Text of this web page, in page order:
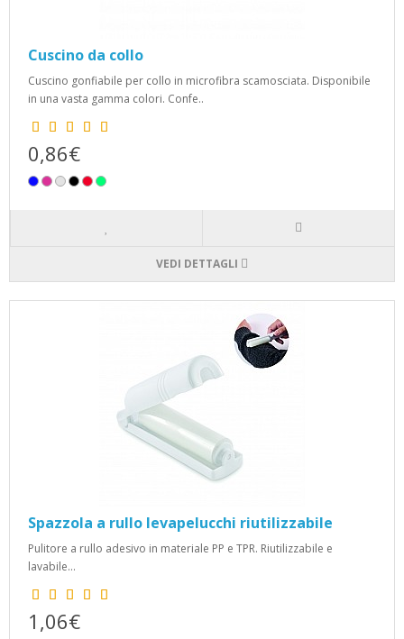
Cuscino da collo
Cuscino gonfiabile per collo in microfibra scamosciata. Disponibile
in una vasta gamma colori. Confe..
0,86€
VEDI DETTAGLI
Spazzola a rullo levapelucchi riutilizzabile
Pulitore a rullo adesivo in materiale PP e TPR. Riutilizzabile e
lavabile...
1,06€